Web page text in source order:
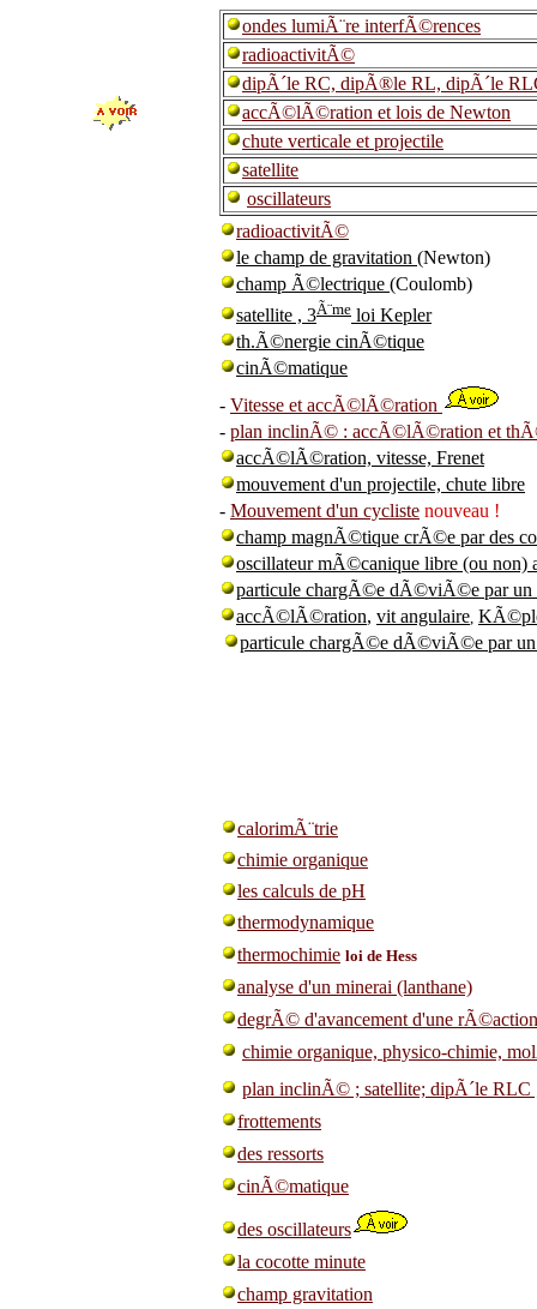
ondes lumiÃ¨re interfÃ©rences
radioactivitÃ©
dipÃ´le RC, dipÃ®le RL, dipÃ´le
accÃ©lÃ©ration et lois de Newton
chute verticale et projectile
satellite
oscillateurs
radioactivitÃ©
le champ de gravitation (Newton)
champ Ã©lectrique (Coulomb)
satellite , 3Ã¨me loi Kepler
th.Ã©nergie cinÃ©tique
cinÃ©matique
- Vitesse et accÃ©lÃ©ration
- plan inclinÃ© : accÃ©lÃ©ration et
accÃ©lÃ©ration, vitesse, Frenet
mouvement d'un projectile, chute libre
- Mouvement d'un cycliste nouveau !
champ magnÃ©tique crÃ©e par des
oscillateur mÃ©canique libre (ou non)
particule chargÃ©e dÃ©viÃ©e par un
accÃ©lÃ©ration, vit angulaire,
particule chargÃ©e dÃ©viÃ©e par
calorimÃ¨trie
chimie organique
les calculs de pH
thermodynamique
thermochimie loi de Hess
analyse d'un minerai (lanthane)
degrÃ© d'avancement d'une
chimie organique, physico-chimie,
plan inclinÃ© ; satellite; dipÃ´le
frottements
des ressorts
cinÃ©matique
des oscillateurs
la cocotte minute
champ gravitation